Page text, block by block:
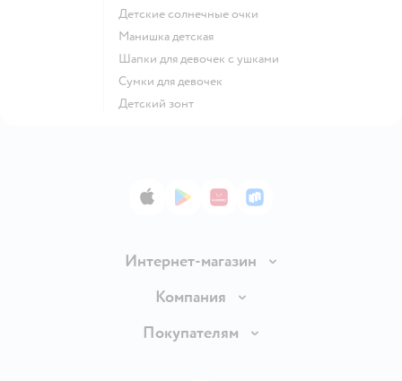
Детские солнечные очки
Манишка детская
Шапки для девочек с ушками
Сумки для девочек
Детский зонт
App StoreGoogle Play
AppGallery
RuStore
Интернет-магазин
Доставка и оплата
Правила продажи
Компания
Вакансии
Покупателям